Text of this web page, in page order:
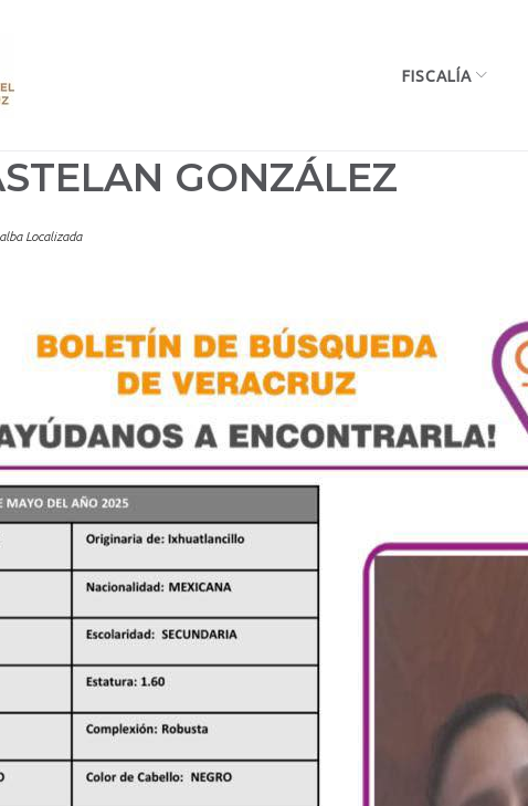
FISCALÍA
GONZÁLEZ
Localizada